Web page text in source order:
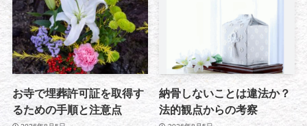
お寺で埋葬許可証を取得す
るための手順と注意点
納骨しないことは違法か？
法的観点からの考察